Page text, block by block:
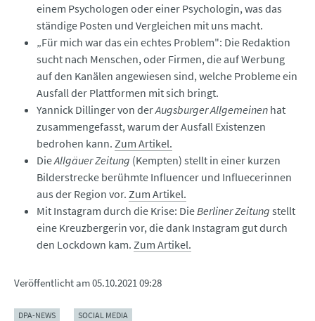
einem Psychologen oder einer Psychologin, was das
ständige Posten und Vergleichen mit uns macht.
„Für mich war das ein echtes Problem": Die Redaktion
sucht nach Menschen, oder Firmen, die auf Werbung
auf den Kanälen angewiesen sind, welche Probleme ein
Ausfall der Plattformen mit sich bringt.
Yannick Dillinger von derAugsburger Allgemeinen hat
zusammengefasst, warum der Ausfall Existenzen
bedrohen kann. Zum Artikel.
DieAllgäuer Zeitung (Kempten) stellt in einer kurzen
Bilderstrecke berühmte Influencer und Influecerinnen
aus der Region vor. Zum Artikel.
Mit Instagram durch die Krise: DieBerliner Zeitung stellt
eine Kreuzbergerin vor, die dank Instagram gut durch
den Lockdown kam. Zum Artikel.
Veröffentlicht am05.10.2021 09:28
DPA-NEWS SOCIAL MEDIA